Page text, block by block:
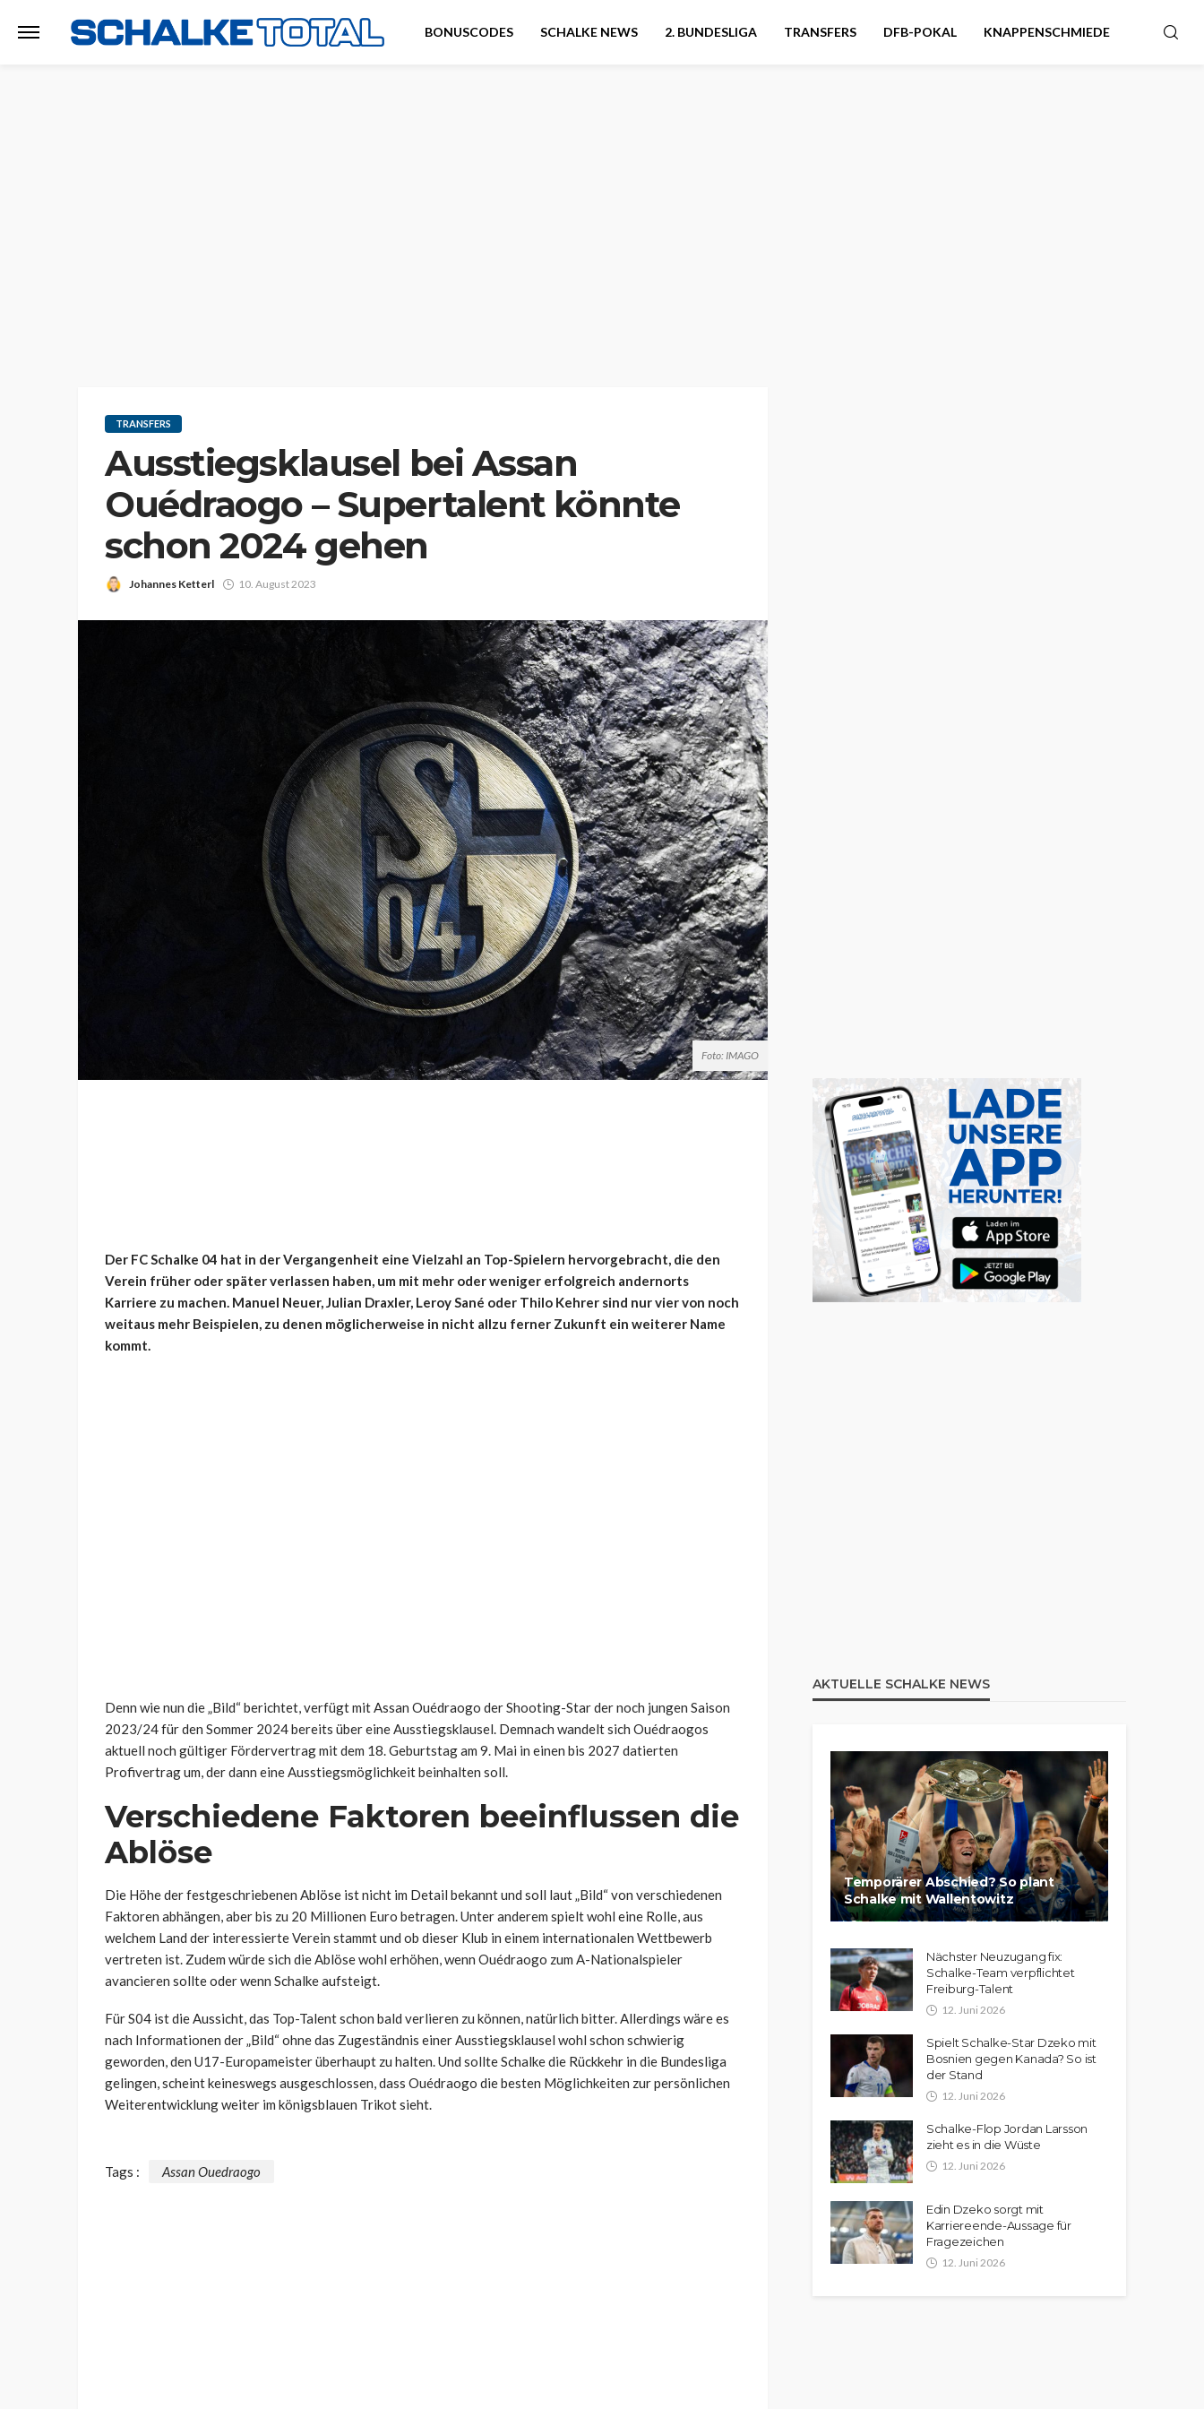
BONUSCODES SCHALKE NEWS 2. BUNDESLIGA TRANSFERS DFB-POKAL KNAPPENSCHMIEDE
TRANSFERS
Ausstiegsklausel bei Assan
Ouédraogo – Supertalent könnte
schon 2024 gehen
Johannes Ketterl 10. August 2023
Foto: IMAGO
Der FC Schalke 04 hat in der Vergangenheit eine Vielzahl an Top-Spielern hervorgebracht, die den
Verein früher oder später verlassen haben, um mit mehr oder weniger erfolgreich andernorts
Karriere zu machen. Manuel Neuer, Julian Draxler, Leroy Sané oder Thilo Kehrer sind nur vier von noch
weitaus mehr Beispielen, zu denen möglicherweise in nicht allzu ferner Zukunft ein weiterer Name
kommt.
Denn wie nun die „Bild“ berichtet, verfügt mit Assan Ouédraogo der Shooting-Star der noch jungen Saison
2023/24 für den Sommer 2024 bereits über eine Ausstiegsklausel. Demnach wandelt sich Ouédraogos
aktuell noch gültiger Fördervertrag mit dem 18. Geburtstag am 9. Mai in einen bis 2027 datierten
Profivertrag um, der dann eine Ausstiegsmöglichkeit beinhalten soll.
Verschiedene Faktoren beeinflussen die
Ablöse
Die Höhe der festgeschriebenen Ablöse ist nicht im Detail bekannt und soll laut „Bild“ von verschiedenen
Faktoren abhängen, aber bis zu 20 Millionen Euro betragen. Unter anderem spielt wohl eine Rolle, aus
welchem Land der interessierte Verein stammt und ob dieser Klub in einem internationalen Wettbewerb
vertreten ist. Zudem würde sich die Ablöse wohl erhöhen, wenn Ouédraogo zum A-Nationalspieler
avancieren sollte oder wenn Schalke aufsteigt.
Für S04 ist die Aussicht, das Top-Talent schon bald verlieren zu können, natürlich bitter. Allerdings wäre es
nach Informationen der „Bild“ ohne das Zugeständnis einer Ausstiegsklausel wohl schon schwierig
geworden, den U17-Europameister überhaupt zu halten. Und sollte Schalke die Rückkehr in die Bundesliga
gelingen, scheint keineswegs ausgeschlossen, dass Ouédraogo die besten Möglichkeiten zur persönlichen
Weiterentwicklung weiter im königsblauen Trikot sieht.
Tags : Assan Ouedraogo
AKTUELLE SCHALKE NEWS
Temporärer Abschied? So plant
Schalke mit Wallentowitz
Nächster Neuzugang fix:
Schalke-Team verpflichtet
Freiburg-Talent
12. Juni 2026
Spielt Schalke-Star Dzeko mit
Bosnien gegen Kanada? So ist
der Stand
12. Juni 2026
Schalke-Flop Jordan Larsson
zieht es in die Wüste
12. Juni 2026
Edin Dzeko sorgt mit
Karriereende-Aussage für
Fragezeichen
12. Juni 2026